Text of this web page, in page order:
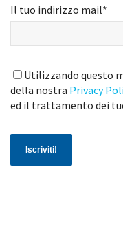
Il tuo indirizzo mail*
Utilizzando questo
della nostra Privacy
ed il trattamento dei